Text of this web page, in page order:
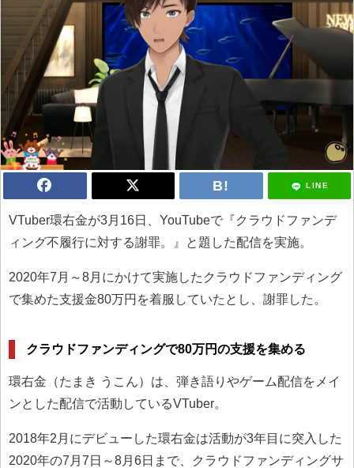
LINE
VTuber環右金が3月16日、YouTubeで『クラウドファンデ
ィング不履行に対する謝罪。』と題した配信を実施。
2020年7月～8月にかけて実施したクラウドファンディング
で集めた支援金80万円を着服していたとし、謝罪した。
クラウドファンディングで80万円の支援を集める
環右金（たまき うこん）は、弾き語りやゲーム配信をメイ
ンとした配信で活動しているVTuber。
2018年2月にデビューした環右金は活動が3年目に突入した
2020年の7月7日～8月6日まで、クラウドファンディングサ